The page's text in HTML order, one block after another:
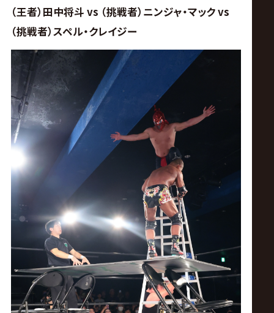
（王者）田中将斗 vs （挑戦者）ニンジャ・マック vs
（挑戦者）スペル・クレイジー